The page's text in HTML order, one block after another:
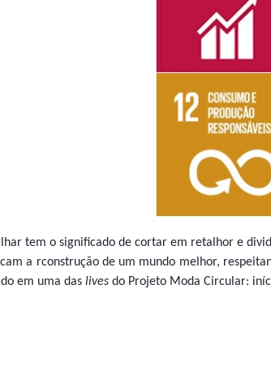
tem o significado de cortar em retalhor e
a rconstrução de um mundo melhor,
em uma das lives do Projeto Moda Circular: